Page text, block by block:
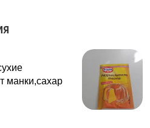
манки,сахар